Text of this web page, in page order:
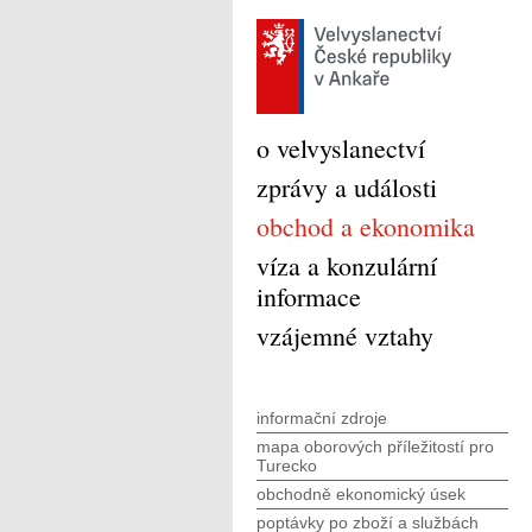
o velvyslanectví
zprávy a události
obchod a ekonomika
víza a konzulární
informace
vzájemné vztahy
informační zdroje
mapa oborových příležitostí pro
Turecko
obchodně ekonomický úsek
poptávky po zboží a službách